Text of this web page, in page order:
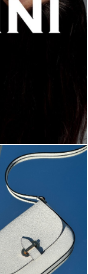
the new...